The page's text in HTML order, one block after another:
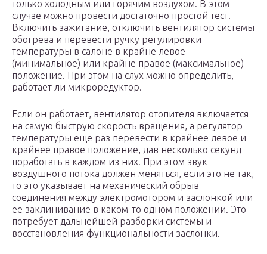
только холодным или горячим воздухом. В этом
случае можно провести достаточно простой тест.
Включить зажигание, отключить вентилятор системы
обогрева и перевести ручку регулировки
температуры в салоне в крайне левое
(минимальное) или крайне правое (максимальное)
положение. При этом на слух можно определить,
работает ли микроредуктор.
Если он работает, вентилятор отопителя включается
на самую быструю скорость вращения, а регулятор
температуры еще раз перевести в крайнее левое и
крайнее правое положение, дав несколько секунд
поработать в каждом из них. При этом звук
воздушного потока должен меняться, если это не так,
то это указывает на механический обрыв
соединения между электромотором и заслонкой или
ее заклинивание в каком-то одном положении. Это
потребует дальнейшей разборки системы и
восстановления функциональности заслонки.